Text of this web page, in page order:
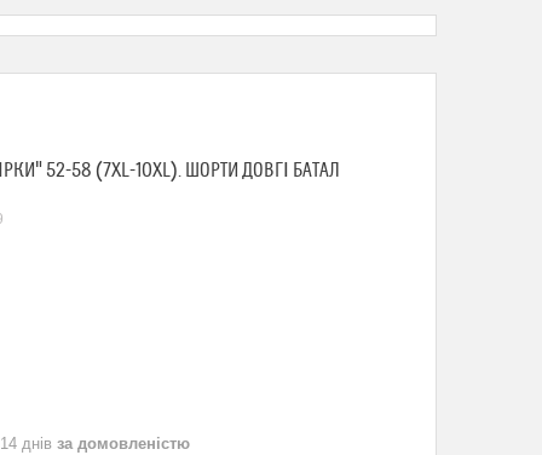
52-58 (7XL-10XL). ШОРТИ ДОВГІ БАТАЛ
днів за домовленістю